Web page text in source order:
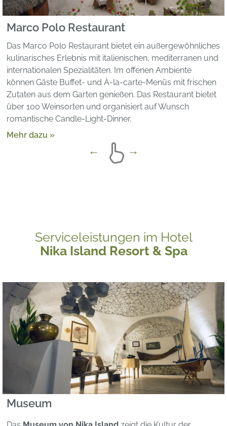
Marco Polo Restaurant
Das Marco Polo Restaurant bietet ein außergewöhnliches
kulinarisches Erlebnis mit italienischen, mediterranen und
internationalen Spezialitäten. Im offenen Ambiente
können Gäste Buffet- und À-la-carte-Menüs mit frischen
Zutaten aus dem Garten genießen. Das Restaurant bietet
über 100 Weinsorten und organisiert auf Wunsch
romantische Candle-Light-Dinner.
Mehr dazu »
Serviceleistungen im Hotel
Nika Island Resort & Spa
Museum